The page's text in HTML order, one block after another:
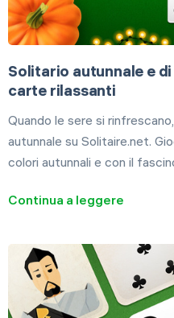
Solitario autunnale e
carte rilassanti
Quando le sere si
autunnale su Solitaire.net.
colori autunnali e con il
Continua a leggere